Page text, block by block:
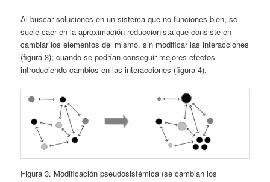
Al buscar soluciones en un sistema que no funciones bien, se
suele caer en la aproximación reduccionista que consiste en
cambiar los elementos del mismo, sin modificar las interacciones
(figura 3); cuando se podrían conseguir mejores efectos
introduciendo cambios en las interacciones (figura 4).
Figura 3. Modificación pseudosistémica (se cambian los